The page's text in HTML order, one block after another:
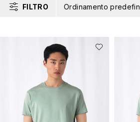
FILTRO Ordinamento